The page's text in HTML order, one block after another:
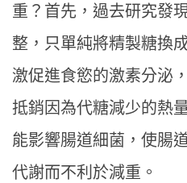
重？首先，過去研究發
整，只單純將精製糖換
激促進食慾的激素分泌
抵銷因為代糖減少的熱
能影響腸道細菌，使腸
代謝而不利於減重。